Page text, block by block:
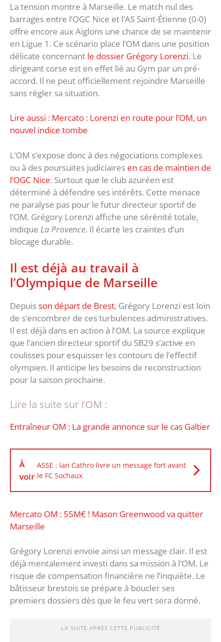
La tension montre à Marseille. Le match nul des
barrages entre l’OGC Nice et l’AS Saint-Étienne (0-0)
offre encore aux Aiglons une chance de se maintenir
en Ligue 1. Ce scénario place l’OM dans une position
délicate concernant le dossier Grégory Lorenzi. Le
dirigeant corse est en effet lié au Gym par un pré-
accord. Il ne peut officiellement rejoindre Marseille
sans régler sa situation.
Lire aussi : Mercato : Lorenzi en route pour l’OM, un
nouvel indice tombe
L’OM s’expose donc à des négociations complexes
ou à des poursuites judiciaires en cas de maintien de
l’OGC Nice. Surtout que le club azuréen est
déterminé à défendre ses intérêts. Cette menace
ne paralyse pas pour le futur directeur sportif de
l’OM. Grégory Lorenzi affiche une sérénité totale,
indique La Provence. Il écarte les craintes d’un
blocage durable.
Il est déjà au travail à
l’Olympique de Marseille
Depuisson départ de Brest, Grégory Lorenzi est loin
de s’encombrer de ces turbulences administratives.
Il est déjà dans en action à l’OM. La source explique
que l’ancien directeur sportif du SB29 s’active en
coulisses pour esquisser les contours de l’effectif
olympien. Il anticipe les besoins de reconstruction
pour la saison prochaine.
Lire la suite sur l’OM :
‎Entraîneur OM : La grande annonce sur le cas Galtier
À
voir
ASSE : Ian Cathro livre un message fort avant
le FC Sochaux
Mercato OM : 55M€ ! Mason Greenwood va quitter
Marseille
Grégory Lorenzi envoie ainsi un message clair. Il est
déjà mentalement investi dans sa mission à l’OM. Le
risque de compensation financière ne l’inquiète. Le
bâtisseur brestois se prépare à boucler ses
premiers dossiers dès que le feu vert sera donné.
LA SUITE APRÈS CETTE PUBLICITÉ